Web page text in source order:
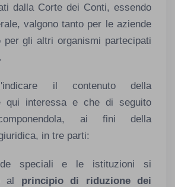
dalla Corte dei Conti, essendo
valgono tanto per le aziende
per gli altri organismi partecipati
il contenuto della
qui interessa e che di seguito
ai fini della
in tre parti:
speciali e le istituzioni si
al principio di riduzione dei